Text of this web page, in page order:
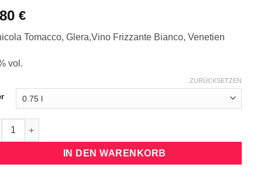
€
Tomacco, Glera,Vino Frizzante Bianco, Venetien
vol.
ZURÜCKSETZEN
́del Doge Fioroso Cuvée 0,75l Menge
IN DEN WARENKORB